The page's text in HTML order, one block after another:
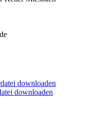
downloaden
downloaden